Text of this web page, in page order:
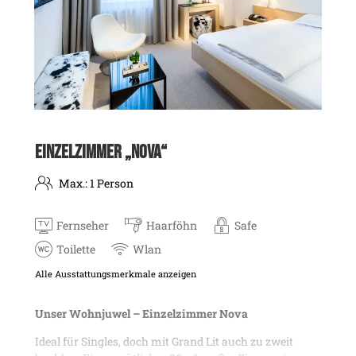
EINZELZIMMER „NOVA“
Max.: 1 Person
Fernseher Haarföhn
Safe
Toilette
Wlan
Alle Ausstattungsmerkmale anzeigen
Unser Wohnjuwel – Einzelzimmer Nova
Ideal für Singles, doch mit Grand Lit auch zu zweit